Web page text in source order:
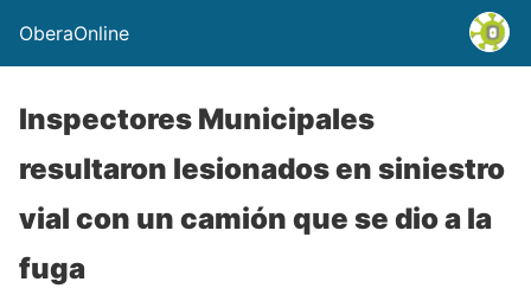
OberaOnline
Inspectores Municipales
resultaron lesionados en siniestro
vial con un camión que se dio a la
fuga